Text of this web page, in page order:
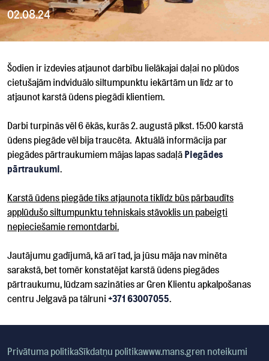
02.08.24
Šodien ir izdevies atjaunot darbību lielākajai daļai no plūdos
cietušajām indviduālo siltumpunktu iekārtām un līdz ar to
atjaunot karstā ūdens piegādi klientiem.
Darbi turpinās vēl 6 ēkās, kurās 2. augustā plkst. 15:00 karstā
ūdens piegāde vēl bija traucēta. Aktuālā informācija par
piegādes pārtraukumiem mājas lapas sadaļā Piegādes
pārtraukumi.
Karstā ūdens piegāde tiks atjaunota tiklīdz būs pārbaudīts
applūdušo siltumpunktu tehniskais stāvoklis un pabeigti
nepieciešamie remontdarbi.
Jautājumu gadījumā, kā arī tad, ja jūsu māja nav minēta
sarakstā, bet tomēr konstatējat karstā ūdens piegādes
pārtraukumu, lūdzam sazināties ar Gren Klientu apkalpošanas
centru Jelgavā pa tālruni +371 63007055.
Privātuma politikaSīkdatņu politikawww.mans.gren noteikumi